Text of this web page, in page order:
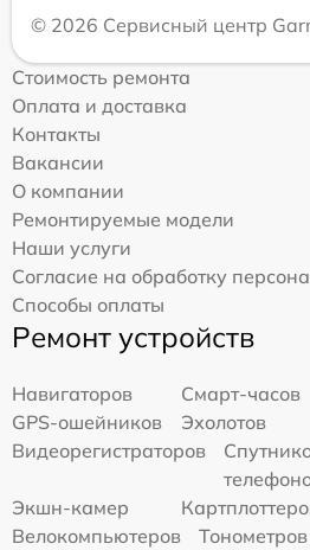
© 2026 Сервисный центр
Стоимость ремонта
Оплата и доставка
Контакты
Вакансии
О компании
Ремонтируемые модели
Наши услуги
Согласие на обработку
Способы оплаты
Ремонт устройств
Навигаторов
Смарт-часов
GPS-ошейников
Эхолотов
Видеорегистраторов
Экшн-камер
Велокомпьютеров
Тонометров